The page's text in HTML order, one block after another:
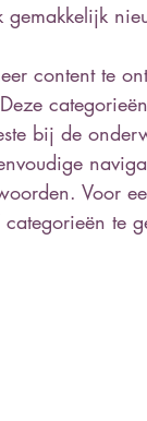
content te
bij de
Voor
te